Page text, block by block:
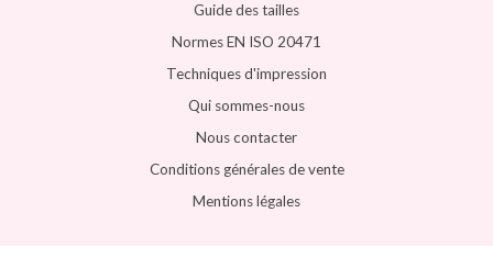
Guide des tailles
Normes EN ISO 20471
Techniques d'impression
Qui sommes-nous
Nous contacter
Conditions générales de vente
Mentions légales